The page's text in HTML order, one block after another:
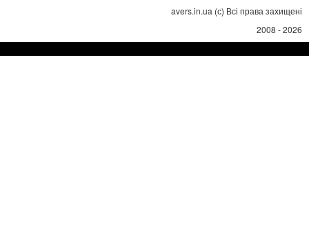
avers.in.ua (с) Всі права захищені
2008 - 2026